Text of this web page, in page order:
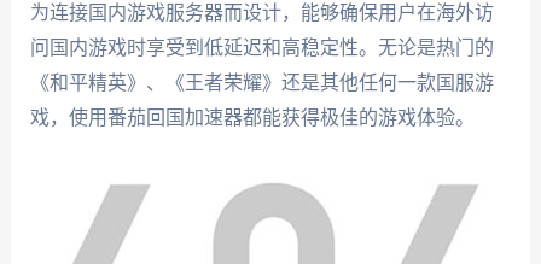
为连接国内游戏服务器而设计，能够确保用户在海外访
问国内游戏时享受到低延迟和高稳定性。无论是热门的
《和平精英》、《王者荣耀》还是其他任何一款国服游
戏，使用番茄回国加速器都能获得极佳的游戏体验。